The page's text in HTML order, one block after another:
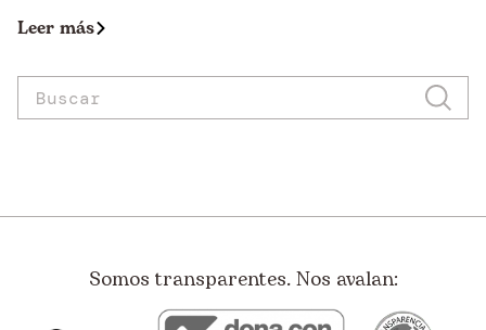
Leer más
Somos transparentes. Nos avalan: